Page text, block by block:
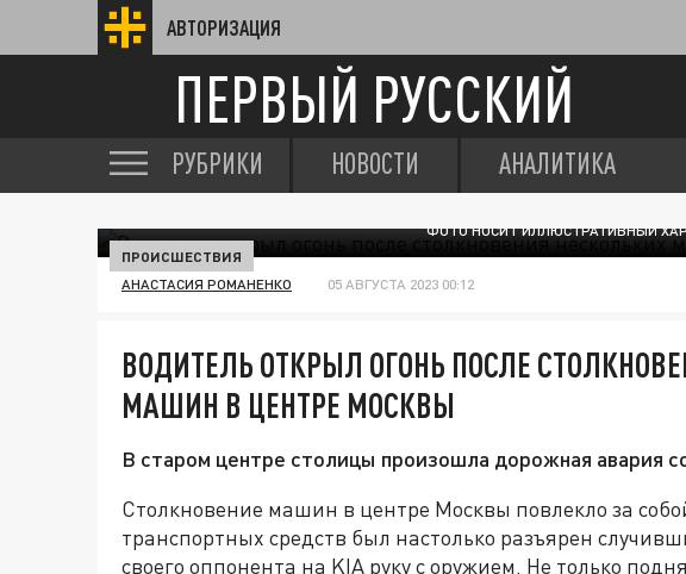
АВТОРИЗАЦИЯ
ПЕРВЫЙ РУССКИЙ
РУБРИКИ НОВОСТИ АНАЛИТИКА
ФОТО НОСИТ ИЛЛЮСТРАТИВНЫЙ
ПРОИСШЕСТВИЯ
АНАСТАСИЯ РОМАНЕНКО 05 АВГУСТА 2023 00:12
ВОДИТЕЛЬ ОТКРЫЛ ОГОНЬ ПОСЛЕ
МАШИН В ЦЕНТРЕ МОСКВЫ
В старом центре столицы произошла дорожная авария
Столкновение машин в центре Москвы повлекло за
транспортных средств был настолько разъярен
своего оппонента на KIA руку с оружием. Не только